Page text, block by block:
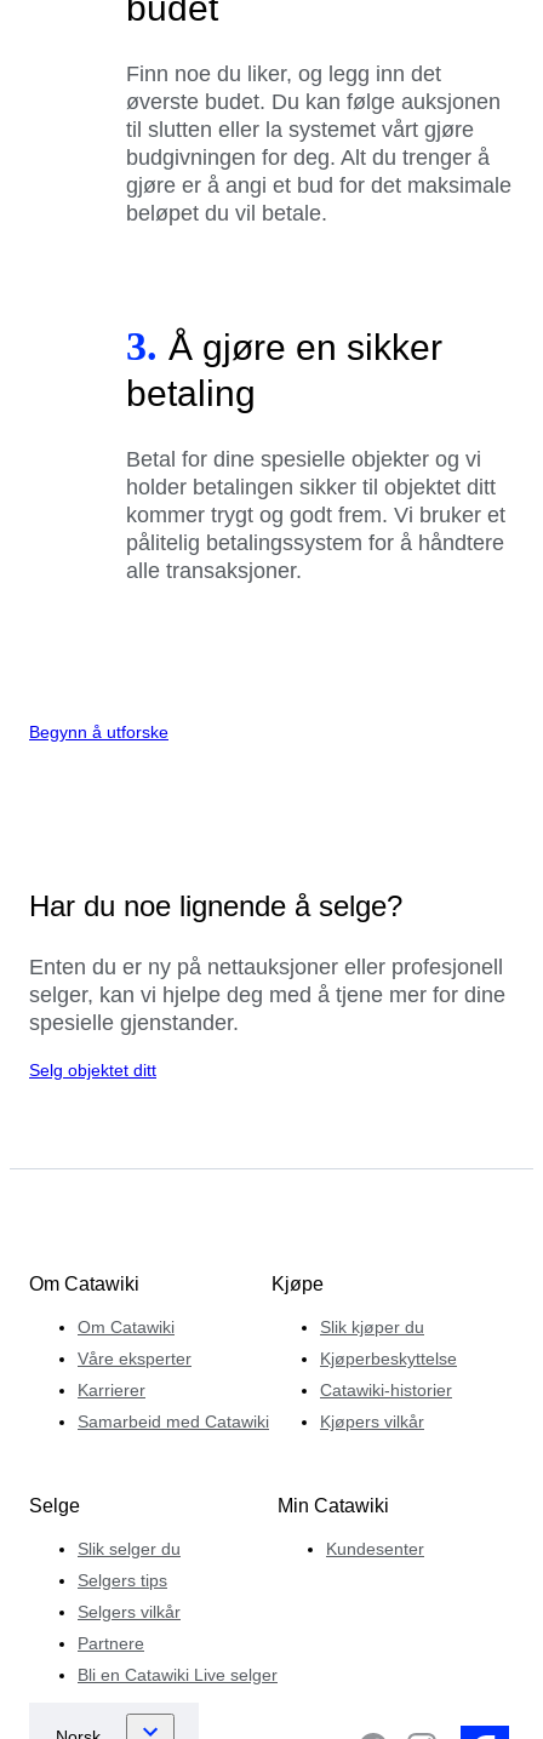
Finn noe du liker, og legg inn det
øverste budet. Du kan følge auksjonen
til slutten eller la systemet vårt gjøre
budgivningen for deg. Alt du trenger å
gjøre er å angi et bud for det maksimale
beløpet du vil betale.
3. Å gjøre en sikker
betaling
Betal for dine spesielle objekter og vi
holder betalingen sikker til objektet ditt
kommer trygt og godt frem. Vi bruker et
pålitelig betalingssystem for å håndtere
alle transaksjoner.
Begynn å utforske
Har du noe lignende å selge?
Enten du er ny på nettauksjoner eller profesjonell
selger, kan vi hjelpe deg med å tjene mer for dine
spesielle gjenstander.
Selg objektet ditt
Om Catawiki
Om Catawiki
Våre eksperter
Karrierer
Samarbeid med Catawiki
Kjøpe
Slik kjøper du
Kjøperbeskyttelse
Catawiki-historier
Kjøpers vilkår
Selge
Slik selger du
Selgers tips
Selgers vilkår
Partnere
Bli en Catawiki Live selger
Min Catawiki
Kundesenter